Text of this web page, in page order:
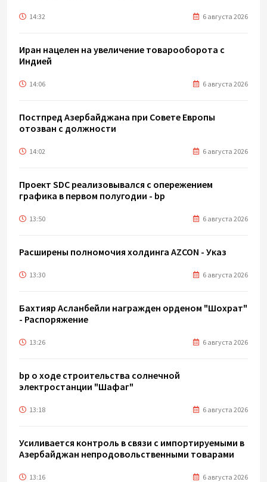
14:32 6 августа 2026
Иран нацелен на увеличение товарооборота с
Индией
14:06 6 августа 2026
Постпред Азербайджана при Совете Европы
отозван с должности
14:02 6 августа 2026
Проект SDC реализовывался с опережением
графика в первом полугодии - bp
13:50 6 августа 2026
Расширены полномочия холдинга AZCON - Указ
13:30 6 августа 2026
Бахтияр Асланбейли награжден орденом "Шохрат"
- Распоряжение
13:26 6 августа 2026
bp о ходе строительства солнечной
электростанции "Шафаг"
13:18 6 августа 2026
Усиливается контроль в связи с импортируемыми в
Азербайджан непродовольственными товарами
13:16 6 августа 2026